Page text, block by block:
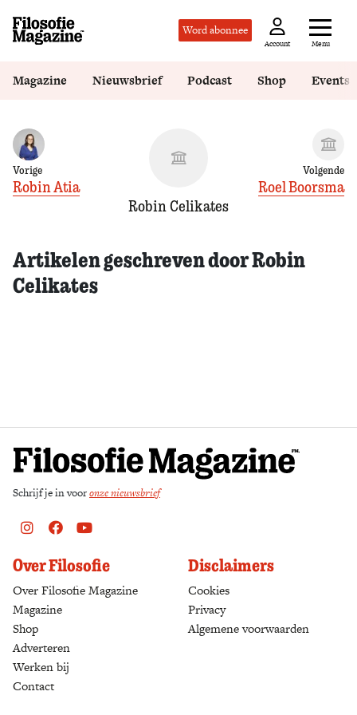
Word abonnee
Account Menu
Magazine Nieuwsbrief Podcast Shop Events
Vorige
Robin Atia
Robin Celikates
Volgende
Roel Boorsma
Artikelen geschreven door Robin
Celikates
Schrijf je in vooronze nieuwsbrief
Instagram
FacebookYoutube
Over Filosofie
Over Filosofie Magazine
Magazine
Shop
Adverteren
Werken bij
Contact
Disclaimers
Cookies
Privacy
Algemene voorwaarden